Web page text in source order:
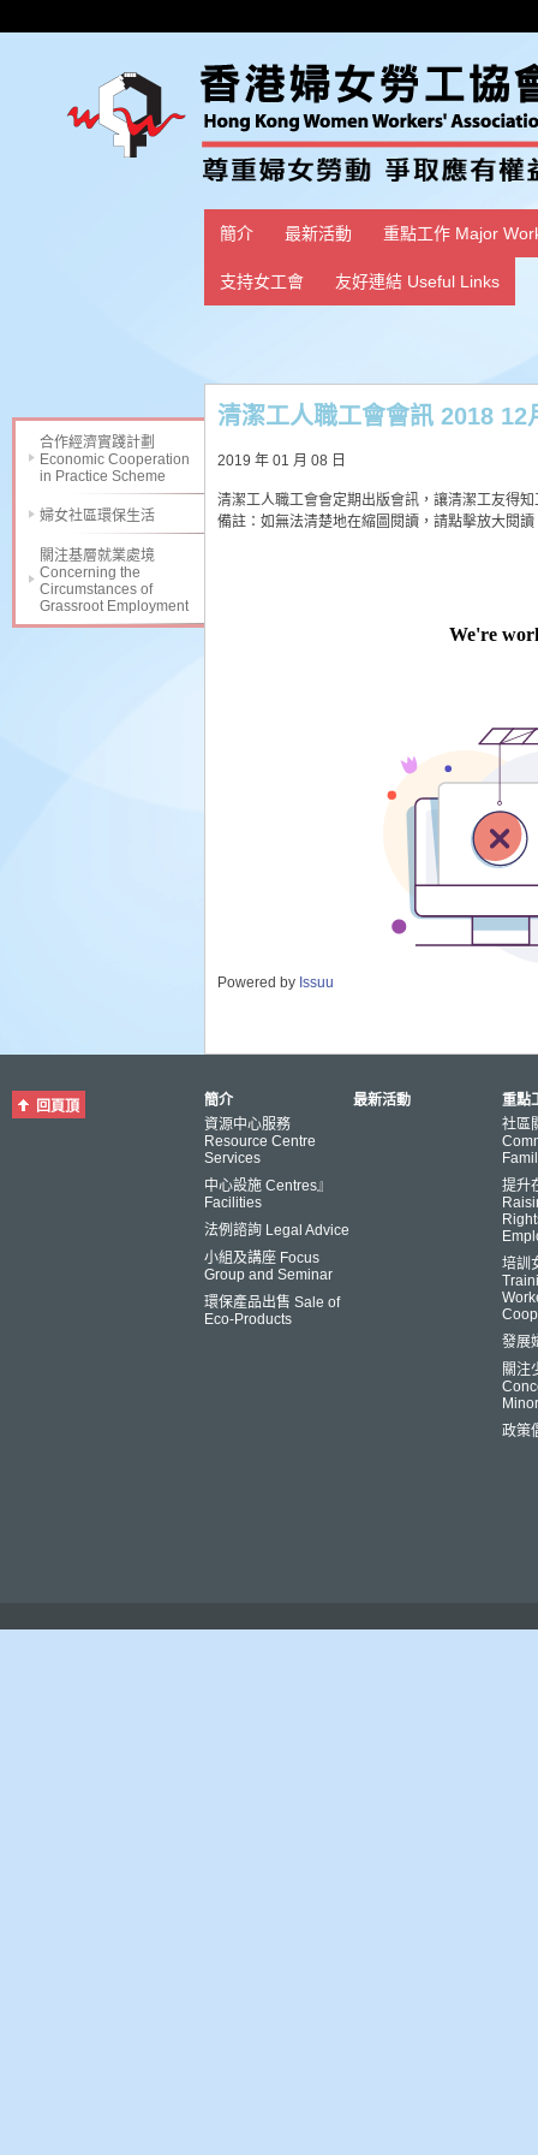
簡介 最新活動 重點工作 Major
支持女工會 友好連結 Useful Links
合作經濟實踐計劃
Economic Cooperation
in Practice Scheme
婦女社區環保生活
關注基層就業處境
Concerning the
Circumstances of
Grassroot Employment
清潔工人職工會會訊 2018 12
2019 年 01 月 08 日
清潔工人職工會會定期出版會訊，讓清潔工友得
備註：如無法清楚地在縮圖閱讀，請點擊放大閱讀
Powered by Issuu
回頁頂
簡介
資源中心服務
Resource Centre
Services
中心設施 Centres』
Facilities
法例諮詢 Legal Advice
小組及講座 Focus
Group and Seminar
環保產品出售 Sale of
Eco-Products
最新活動
重點
社區
提升
培訓
發展
關注
政策